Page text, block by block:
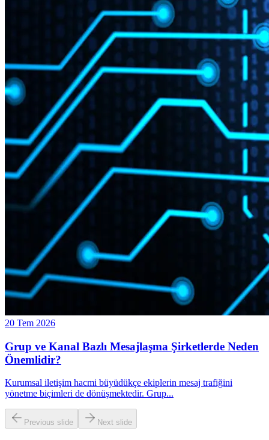
20 Tem 2026
Grup ve Kanal Bazlı Mesajlaşma Şirketlerde Neden
Önemlidir?
Kurumsal iletişim hacmi büyüdükçe ekiplerin mesaj trafiğini
yönetme biçimleri de dönüşmektedir. Grup...
Previous slide Next slide